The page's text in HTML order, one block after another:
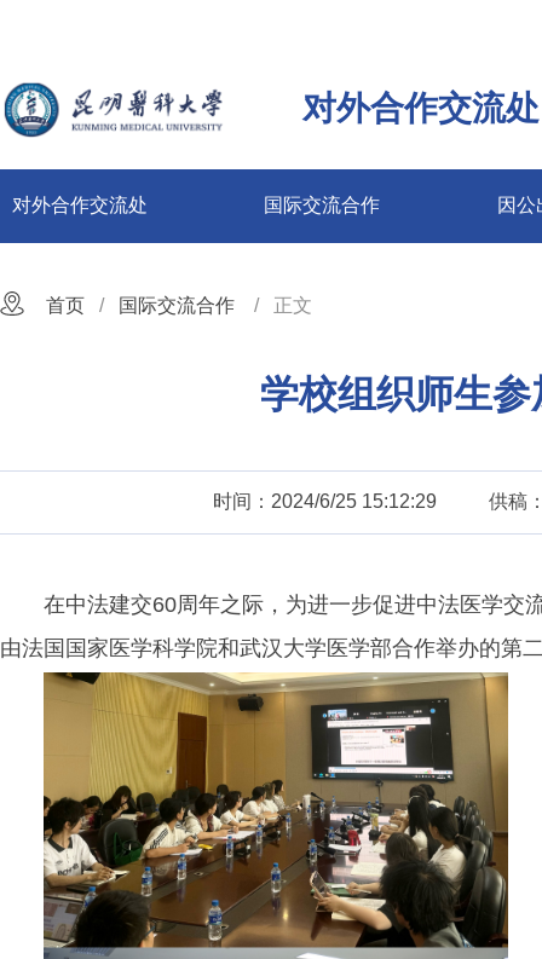
对外合作交流处
对外合作交流处 国际交流合作 因公
首页 国际交流合作 正文
学校组织师生
时间：2024/6/25 15:12:29 供稿
在中法建交60周年之际，为进一步促进中法医学交
由法国国家医学科学院和武汉大学医学部合作举办的第